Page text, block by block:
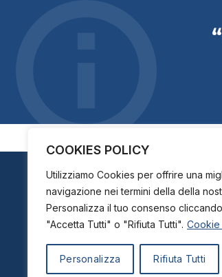
COOKIES POLICY
Utilizziamo Cookies per offrire una
navigazione nei termini della della
Personalizza il tuo consenso
"Accetta Tutti" o "Rifiuta Tutti". Cookie
Personalizza Rifiuta Tutti
AZIENDA
Company Overview